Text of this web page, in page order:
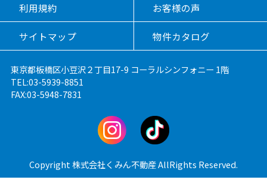
利用規約 お客様の声
サイトマップ 物件カタログ
東京都板橋区小豆沢２丁目17-9 コーラルシンフォニー 1階
TEL:03-5939-8851
FAX:03-5948-7831
Copyright 株式会社くみん不動産 AllRights Reserved.